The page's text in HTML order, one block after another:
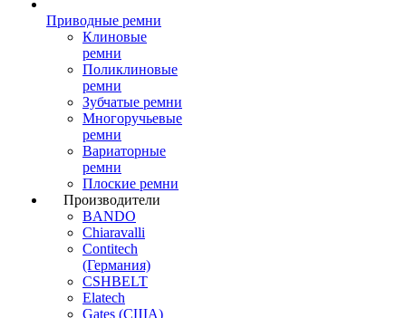
Приводные ремни
Клиновые
ремни
Поликлиновые
ремни
Зубчатые ремни
Многоручьевые
ремни
Вариаторные
ремни
Плоские ремни
Производители
BANDO
Chiaravalli
Contitech
(Германия)
CSHBELT
Elatech
Gates (США)